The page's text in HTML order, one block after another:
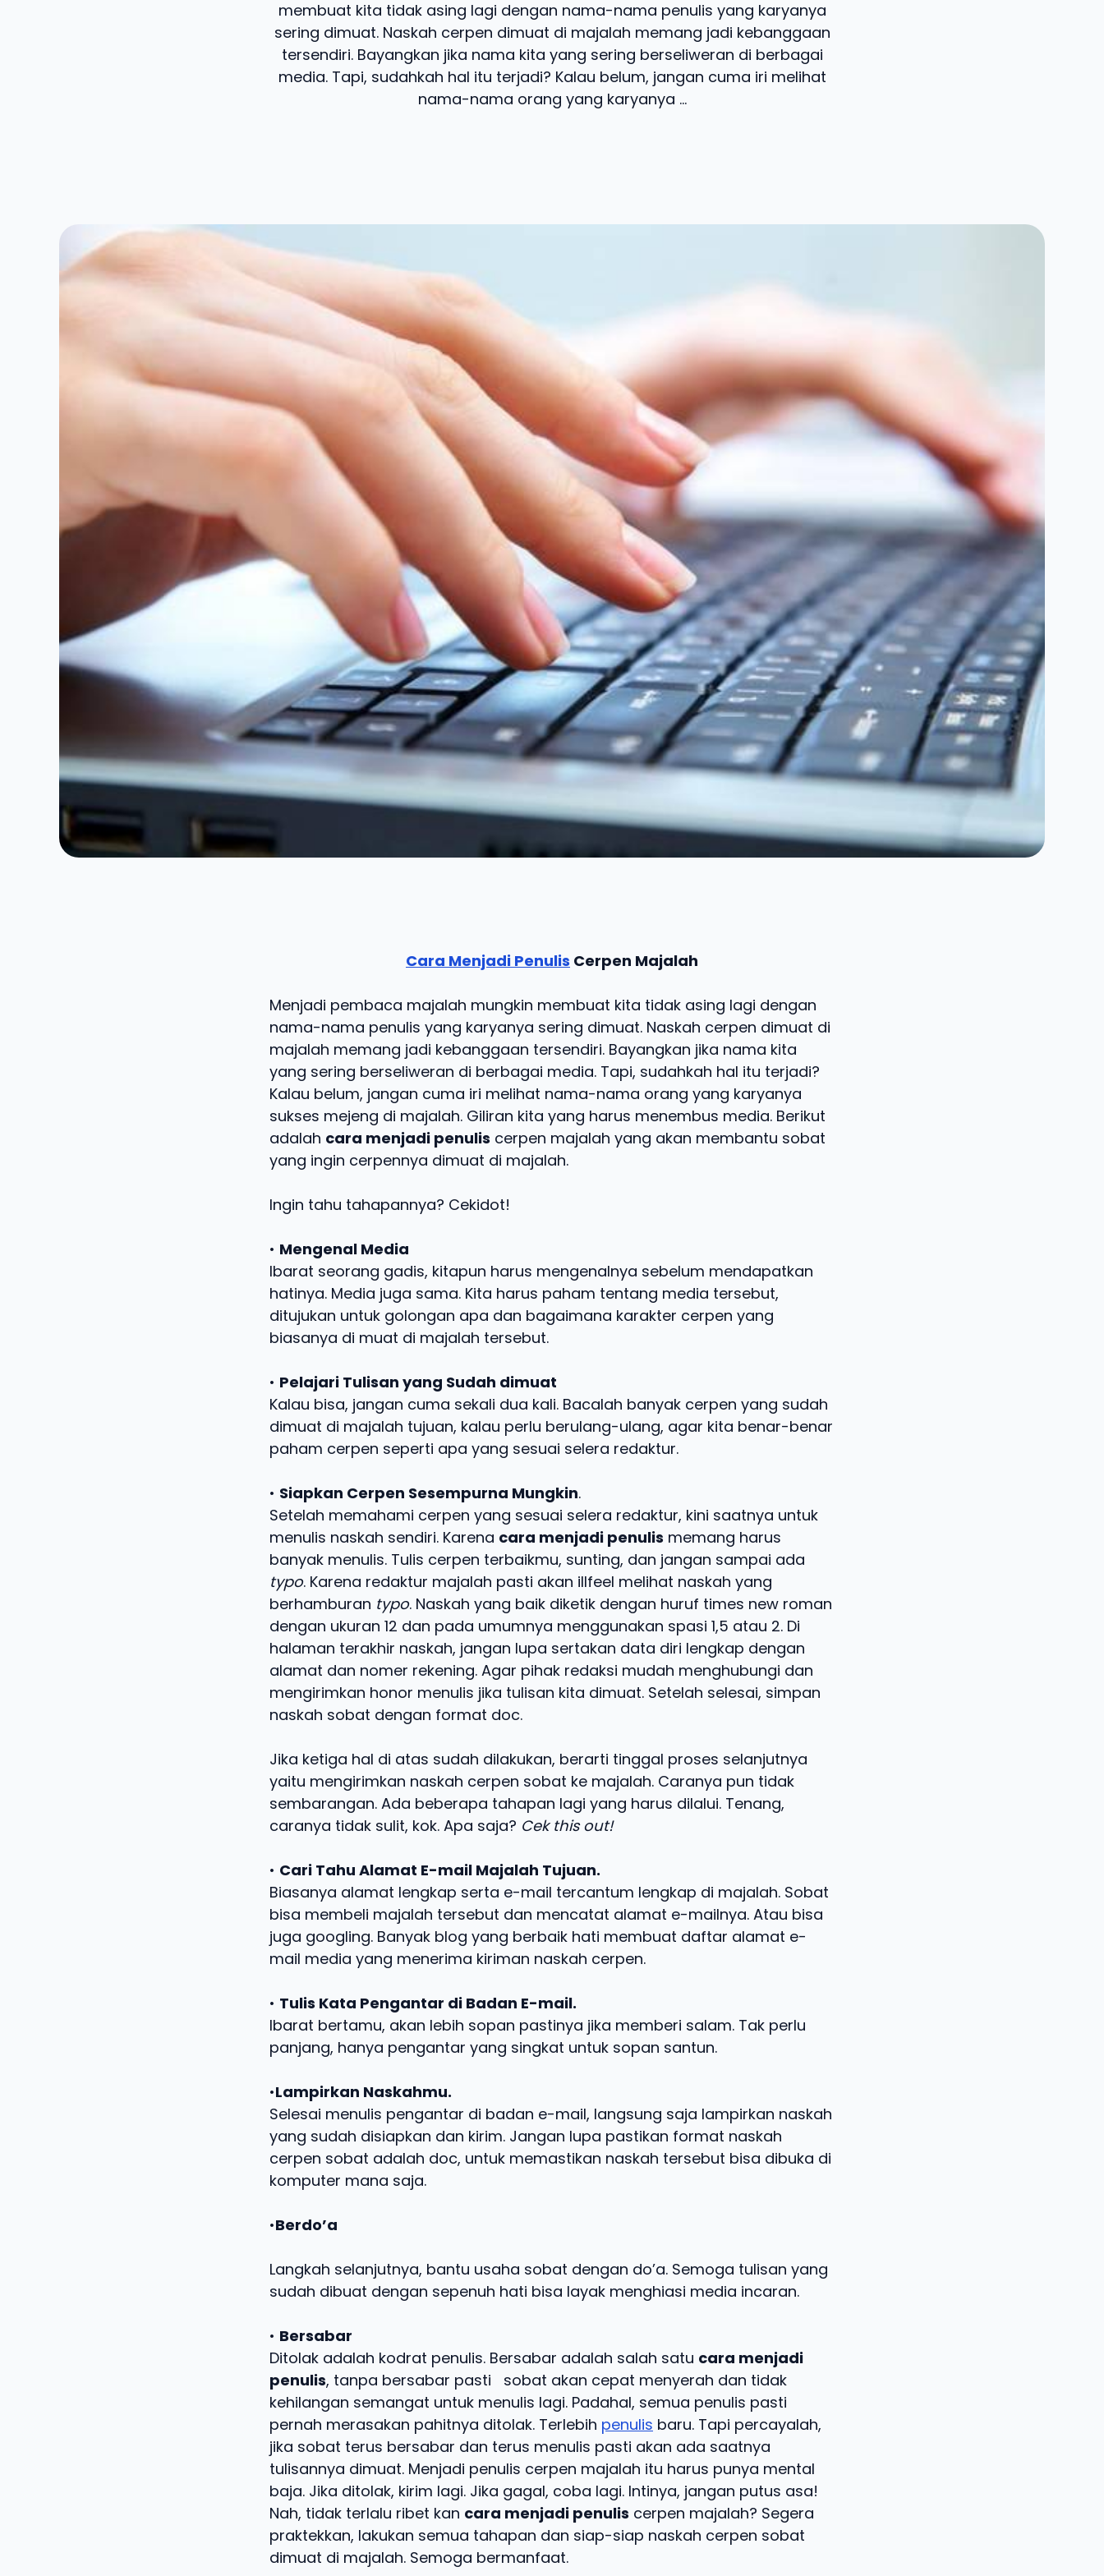
membuat kita tidak asing lagi dengan nama-nama penulis yang karyanya
sering dimuat. Naskah cerpen dimuat di majalah memang jadi kebanggaan
tersendiri. Bayangkan jika nama kita yang sering berseliweran di berbagai
media. Tapi, sudahkah hal itu terjadi? Kalau belum, jangan cuma iri melihat
nama-nama orang yang karyanya ...
Cara Menjadi Penulis Cerpen Majalah
Menjadi pembaca majalah mungkin membuat kita tidak asing lagi dengan
nama-nama penulis yang karyanya sering dimuat. Naskah cerpen dimuat di
majalah memang jadi kebanggaan tersendiri. Bayangkan jika nama kita
yang sering berseliweran di berbagai media. Tapi, sudahkah hal itu terjadi?
Kalau belum, jangan cuma iri melihat nama-nama orang yang karyanya
sukses mejeng di majalah. Giliran kita yang harus menembus media. Berikut
adalah cara menjadi penulis cerpen majalah yang akan membantu sobat
yang ingin cerpennya dimuat di majalah.
Ingin tahu tahapannya? Cekidot!
• Mengenal Media
Ibarat seorang gadis, kitapun harus mengenalnya sebelum mendapatkan
hatinya. Media juga sama. Kita harus paham tentang media tersebut,
ditujukan untuk golongan apa dan bagaimana karakter cerpen yang
biasanya di muat di majalah tersebut.
• Pelajari Tulisan yang Sudah dimuat
Kalau bisa, jangan cuma sekali dua kali. Bacalah banyak cerpen yang sudah
dimuat di majalah tujuan, kalau perlu berulang-ulang, agar kita benar-benar
paham cerpen seperti apa yang sesuai selera redaktur.
• Siapkan Cerpen Sesempurna Mungkin.
Setelah memahami cerpen yang sesuai selera redaktur, kini saatnya untuk
menulis naskah sendiri. Karena cara menjadi penulis memang harus
banyak menulis. Tulis cerpen terbaikmu, sunting, dan jangan sampai ada
typo. Karena redaktur majalah pasti akan illfeel melihat naskah yang
berhamburan typo. Naskah yang baik diketik dengan huruf times new roman
dengan ukuran 12 dan pada umumnya menggunakan spasi 1,5 atau 2. Di
halaman terakhir naskah, jangan lupa sertakan data diri lengkap dengan
alamat dan nomer rekening. Agar pihak redaksi mudah menghubungi dan
mengirimkan honor menulis jika tulisan kita dimuat. Setelah selesai, simpan
naskah sobat dengan format doc.
Jika ketiga hal di atas sudah dilakukan, berarti tinggal proses selanjutnya
yaitu mengirimkan naskah cerpen sobat ke majalah. Caranya pun tidak
sembarangan. Ada beberapa tahapan lagi yang harus dilalui. Tenang,
caranya tidak sulit, kok. Apa saja? Cek this out!
• Cari Tahu Alamat E-mail Majalah Tujuan.
Biasanya alamat lengkap serta e-mail tercantum lengkap di majalah. Sobat
bisa membeli majalah tersebut dan mencatat alamat e-mailnya. Atau bisa
juga googling. Banyak blog yang berbaik hati membuat daftar alamat e-
mail media yang menerima kiriman naskah cerpen.
• Tulis Kata Pengantar di Badan E-mail.
Ibarat bertamu, akan lebih sopan pastinya jika memberi salam. Tak perlu
panjang, hanya pengantar yang singkat untuk sopan santun.
•Lampirkan Naskahmu.
Selesai menulis pengantar di badan e-mail, langsung saja lampirkan naskah
yang sudah disiapkan dan kirim. Jangan lupa pastikan format naskah
cerpen sobat adalah doc, untuk memastikan naskah tersebut bisa dibuka di
komputer mana saja.
•Berdo’a
Langkah selanjutnya, bantu usaha sobat dengan do’a. Semoga tulisan yang
sudah dibuat dengan sepenuh hati bisa layak menghiasi media incaran.
• Bersabar
Ditolak adalah kodrat penulis. Bersabar adalah salah satu cara menjadi
penulis, tanpa bersabar pasti sobat akan cepat menyerah dan tidak
kehilangan semangat untuk menulis lagi. Padahal, semua penulis pasti
pernah merasakan pahitnya ditolak. Terlebih penulis baru. Tapi percayalah,
jika sobat terus bersabar dan terus menulis pasti akan ada saatnya
tulisannya dimuat. Menjadi penulis cerpen majalah itu harus punya mental
baja. Jika ditolak, kirim lagi. Jika gagal, coba lagi. Intinya, jangan putus asa!
Nah, tidak terlalu ribet kan cara menjadi penulis cerpen majalah? Segera
praktekkan, lakukan semua tahapan dan siap-siap naskah cerpen sobat
dimuat di majalah. Semoga bermanfaat.